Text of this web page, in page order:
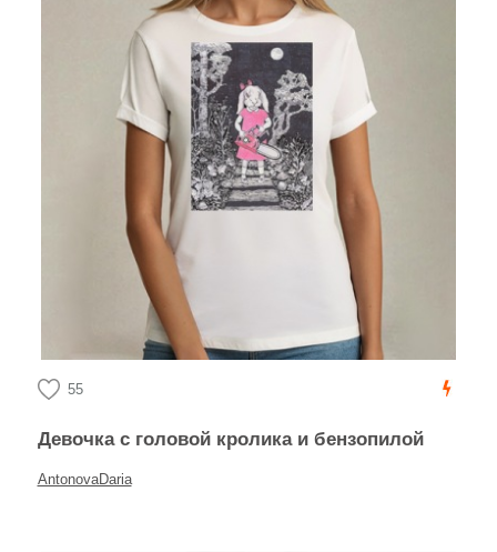
55
Девочка с головой кролика и бензопилой
AntonovaDaria